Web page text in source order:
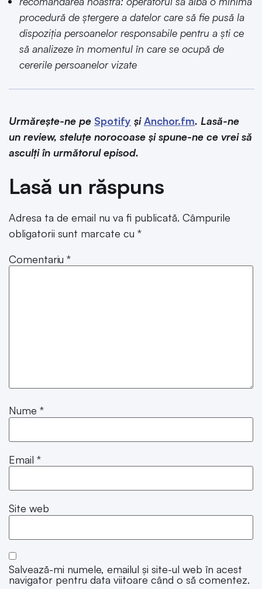
procedură de ștergere a datelor care să fie pusă la
dispoziția persoanelor responsabile pentru a ști ce
să analizeze în momentul în care se ocupă de
cererile persoanelor vizate
Urmărește-ne pe Spotify șiAnchor.fm. Lasă-ne
un review, steluțe norocoase și spune-ne ce vrei să
asculți în următorul episod.
Lasă un răspuns
Adresa ta de email nu va fi publicată. Câmpurile
obligatorii sunt marcate cu *
Comentariu *
Nume *
Email *
Site web
Salvează-mi numele, emailul și site-ul web în acest
navigator pentru data viitoare când o să comentez.